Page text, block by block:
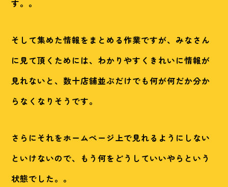
す。。
そして集めた情報をまとめる作業ですが、みなさん
に見て頂くためには、わかりやすくきれいに情報が
見れないと、数十店舗並ぶだけでも何が何だか分か
らなくなりそうです。
さらにそれをホームページ上で見れるようにしない
といけないので、もう何をどうしていいやらという
状態でした。。